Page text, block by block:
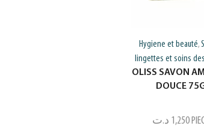
Hygiene et beauté,
lingettes et soins
OLISS SAVON
DOUCE
1,250 د.ت